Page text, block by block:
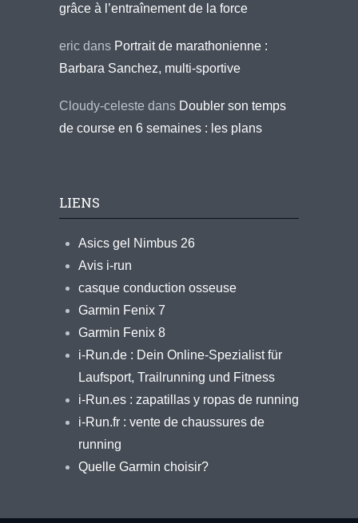
grâce à l’entraînement de la force
eric dans Portrait de marathonienne :
Barbara Sanchez, multi-sportive
Cloudy-celeste dans Doubler son temps
de course en 6 semaines : les plans
LIENS
Asics gel Nimbus 26
Avis i-run
casque conduction osseuse
Garmin Fenix 7
Garmin Fenix 8
i-Run.de : Dein Online-Spezialist für
Laufsport, Trailrunning und Fitness
i-Run.es : zapatillas y ropas de running
i-Run.fr : vente de chaussures de
running
Quelle Garmin choisir?